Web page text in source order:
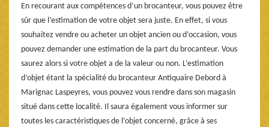
En recourant aux compétences d’un brocanteur, vous pouvez être
sûr que l’estimation de votre objet sera juste. En effet, si vous
souhaitez vendre ou acheter un objet ancien ou d’occasion, vous
pouvez demander une estimation de la part du brocanteur. Vous
saurez alors si votre objet a de la valeur ou non. L’estimation
d’objet étant la spécialité du brocanteur Antiquaire Debord à
Marignac Laspeyres, vous pouvez vous rendre dans son magasin
situé dans cette localité. Il saura également vous informer sur
toutes les caractéristiques de l’objet concerné, grâce à ses